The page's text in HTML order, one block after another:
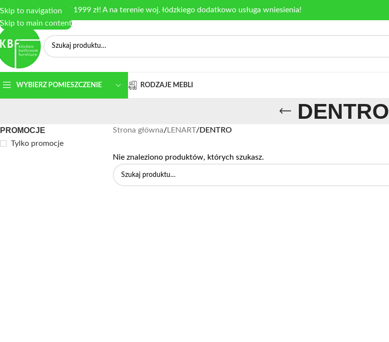
Skip to navigation
Skip to main content
dostawa od 1999 zł! A na terenie woj. łódzkiego dodatkowo usługa wniesienia!
WYBIERZ POMIESZCZENIE RODZAJE MEBLI
DENTRO
PROMOCJE
Tylko promocje
Strona główna/LENART/DENTRO
Nie znaleziono produktów, których szukasz.